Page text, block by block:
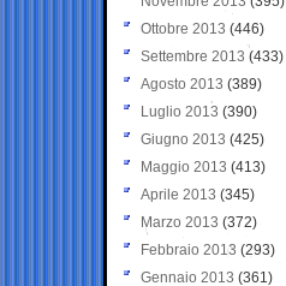
Ottobre 2013 (446)
Settembre 2013 (433)
Agosto 2013 (389)
Luglio 2013 (390)
Giugno 2013 (425)
Maggio 2013 (413)
Aprile 2013 (345)
Marzo 2013 (372)
Febbraio 2013 (293)
Gennaio 2013 (361)